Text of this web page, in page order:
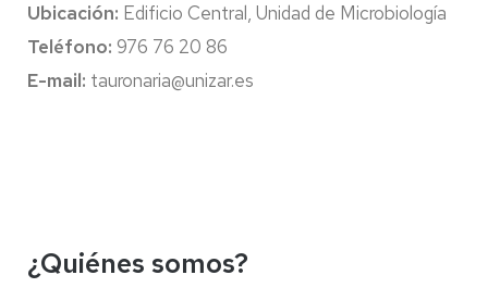
Ubicación: Edificio Central, Unidad de Microbiología
Teléfono: 976 76 20 86
E-mail: tauronaria@unizar.es
¿Quiénes somos?